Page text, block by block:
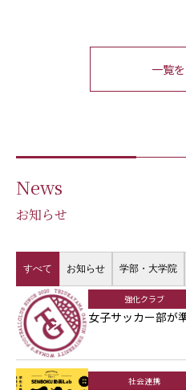
一覧
News
お知らせ
すべて お知らせ 学部・大学院
強化クラブ
女子サッカー部が
社会連携